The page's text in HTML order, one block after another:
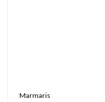
Marmaris